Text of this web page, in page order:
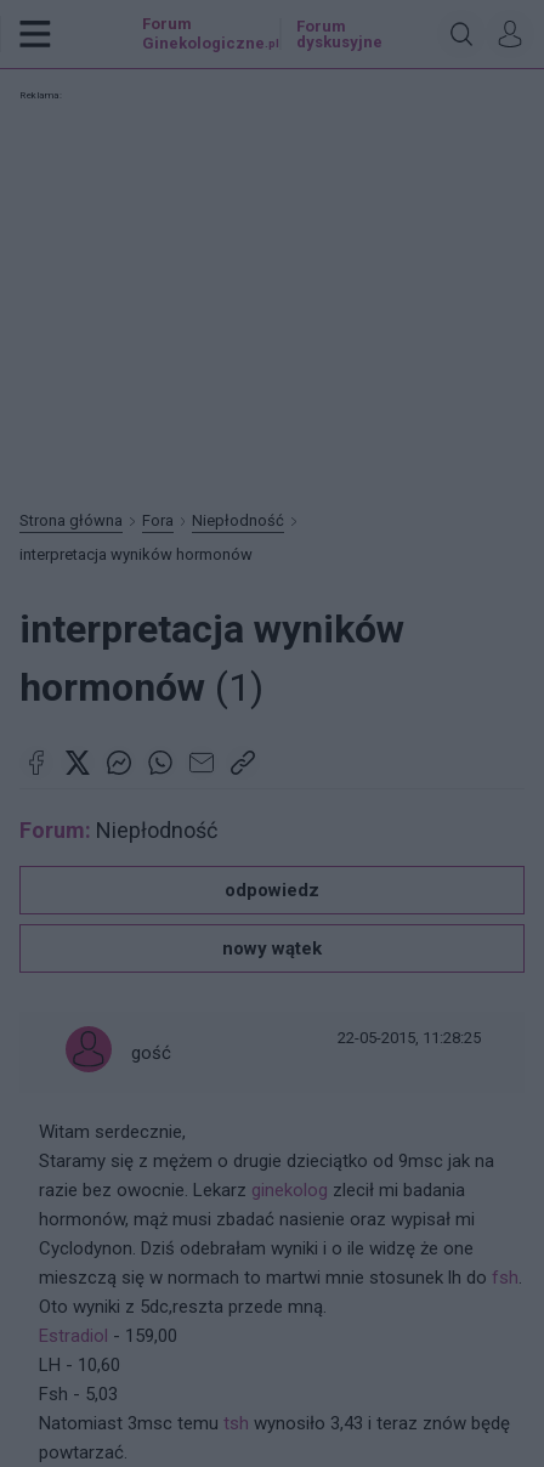
Forum
Ginekologiczne .pl
Forum
dyskusyjne
Reklama:
Strona główna Fora
Niepłodność
interpretacja wyników hormonów
interpretacja wyników
hormonów (1)
Forum: Niepłodność
odpowiedz
nowy wątek
gość
22-05-2015, 11:28:25
Witam serdecznie,
Staramy się z mężem o drugie dzieciątko od 9msc jak na
razie bez owocnie. Lekarz ginekolog zlecił mi badania
hormonów, mąż musi zbadać nasienie oraz wypisał mi
Cyclodynon. Dziś odebrałam wyniki i o ile widzę że one
mieszczą się w normach to martwi mnie stosunek lh do fsh.
Oto wyniki z 5dc,reszta przede mną.
Estradiol - 159,00
LH - 10,60
Fsh - 5,03
Natomiast 3msc temu tsh wynosiło 3,43 i teraz znów będę
powtarzać.